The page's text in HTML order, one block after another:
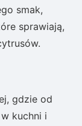
smak,
sprawiają,
gdzie od
kuchni i